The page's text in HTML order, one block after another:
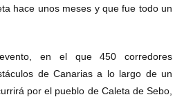
hace unos meses y que fue todo un
en el que 450 corredores
de Canarias a lo largo de un
por el pueblo de Caleta de Sebo,